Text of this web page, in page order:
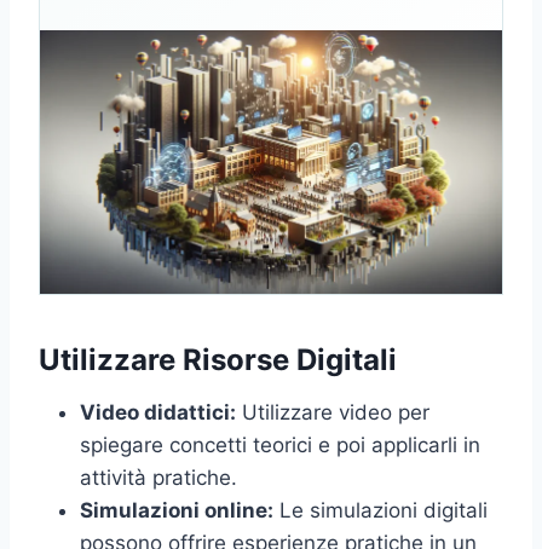
Utilizzare Risorse Digitali
Video didattici: Utilizzare video per
spiegare concetti teorici e poi applicarli in
attività pratiche.
Simulazioni online: Le simulazioni digitali
possono offrire esperienze pratiche in un